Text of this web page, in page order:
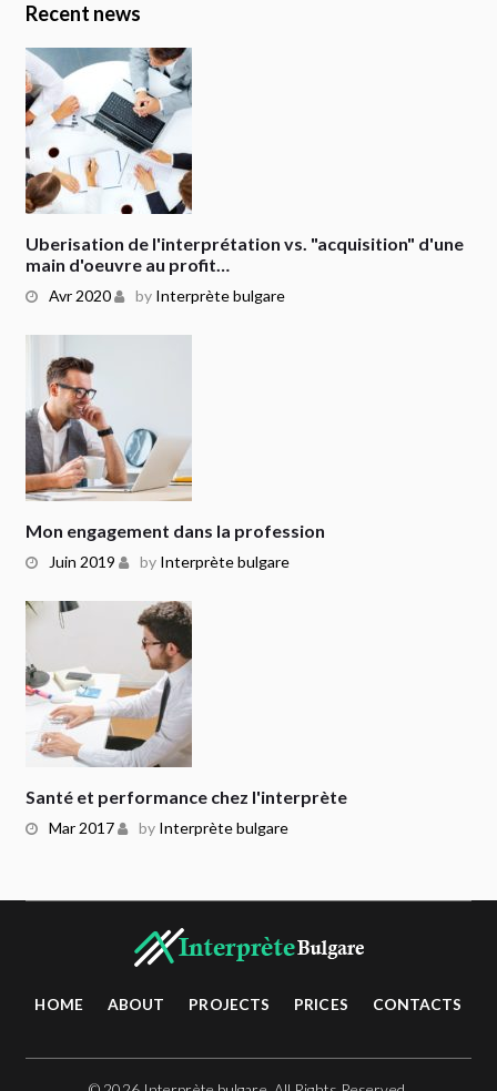
Recent news
Avr 2020 by Interprète bulgare
Uberisation de l'interprétation vs. "acquisition" d'une
main d'oeuvre au profit…
Juin 2019 by Interprète bulgare
Mon engagement dans la profession
Mar 2017 by Interprète bulgare
Santé et performance chez l'interprète
HOME ABOUT PROJECTS PRICES CONTACTS